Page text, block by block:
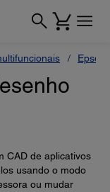
Epson
CAD de aplicativos
usando o modo
ou mudar